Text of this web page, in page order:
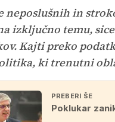
neposlušnih in
izključno temu,
Kajti preko
ki trenutni
PREBERI ŠE
Poklukar